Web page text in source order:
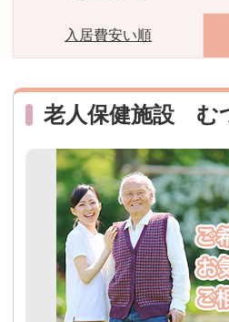
おすすめ施設特集 施
入居費安い順
老人保健施設 む